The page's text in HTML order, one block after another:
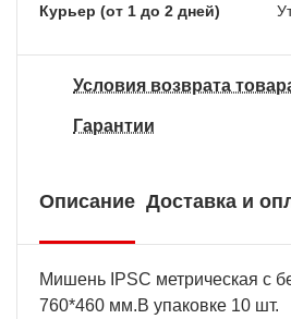
Курьер (от 1 до 2 дней)
Условия возврата
Гарантии
Описание Доставка и
Мишень IPSC метрическая с
760*460 мм.В упаковке 10 шт.